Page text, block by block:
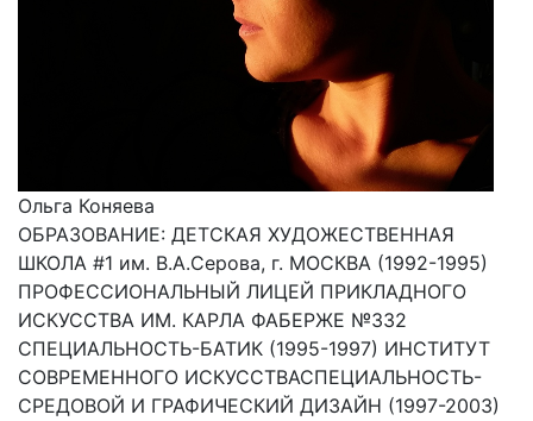
Ольга Коняева
ОБРАЗОВАНИЕ: ДЕТСКАЯ ХУДОЖЕСТВЕННАЯ
ШКОЛА #1 им. В.А.Серова, г. МОСКВА (1992-1995)
ПРОФЕССИОНАЛЬНЫЙ ЛИЦЕЙ ПРИКЛАДНОГО
ИСКУССТВА ИМ. КАРЛА ФАБЕРЖЕ №332
СПЕЦИАЛЬНОСТЬ-БАТИК (1995-1997) ИНСТИТУТ
СОВРЕМЕННОГО ИСКУССТВАСПЕЦИАЛЬНОСТЬ-
СРЕДОВОЙ И ГРАФИЧЕСКИЙ ДИЗАЙН (1997-2003)